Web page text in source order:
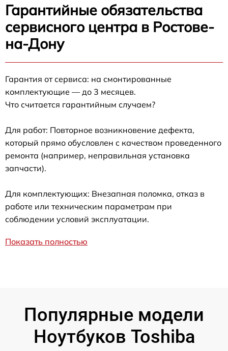
Гарантийные обязательства
сервисного центра в Ростове-
на-Дону
Гарантия от сервиса: на смонтированные
комплектующие — до 3 месяцев.
Что считается гарантийным случаем?
Для работ: Повторное возникновение дефекта,
который прямо обусловлен с качеством проведенного
ремонта (например, неправильная установка
запчасти).
Для комплектующих: Внезапная поломка, отказ в
работе или техническим параметрам при
соблюдении условий эксплуатации.
Показать полностью
Популярные модели
Ноутбуков Toshiba